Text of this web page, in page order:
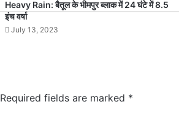
Heavy Rain: बैतूल के भीमपुर ब्लाक में 24 घंटे में 8.5
इंच वर्षा
July 13, 2023
Required fields are marked *